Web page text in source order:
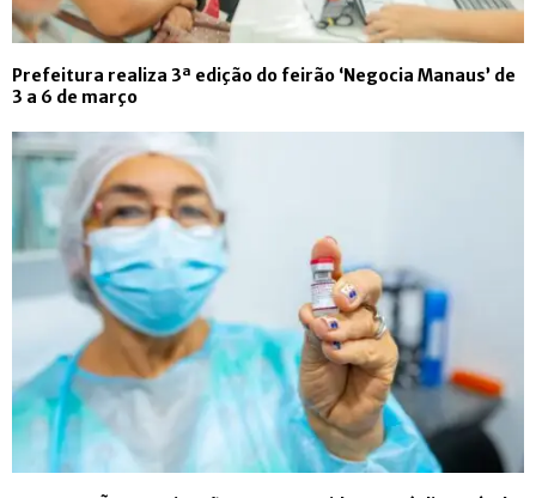
Prefeitura realiza 3ª edição do feirão ‘Negocia Manaus’ de
3 a 6 de março